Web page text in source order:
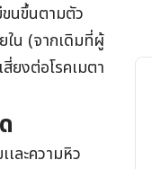
นขึ้นตามตัว
ใน (จากเดิมที่ผู้
ยงต่อโรคเมตา
ละความหิว